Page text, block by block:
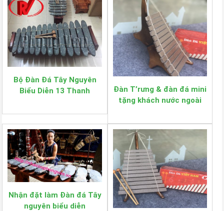
Bộ Đàn Đá Tây Nguyên
Biểu Diễn 13 Thanh
Đàn T’rưng & đàn đá mini
tặng khách nước ngoài
Nhận đặt làm Đàn đá Tây
nguyên biểu diễn